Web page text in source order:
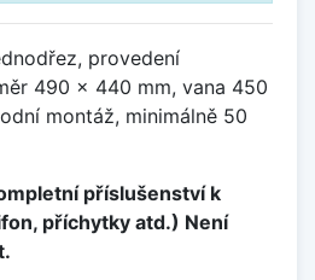
provedení
490 x 440 mm, vana 450
montáž, minimálně 50
příslušenství k
příchytky atd.) Není